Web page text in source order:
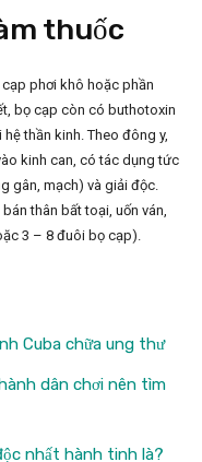
thuốc
phơi khô hoặc phần
bọ cạp còn có buthotoxin
thần kinh. Theo đông y,
kinh can, có tác dụng tức
gân, mạch) và giải độc.
thân bất toại, uốn ván,
3 – 8 đuôi bọ cạp).
Cuba chữa ung thư
dân chơi nên tìm
nhất hành tinh là?